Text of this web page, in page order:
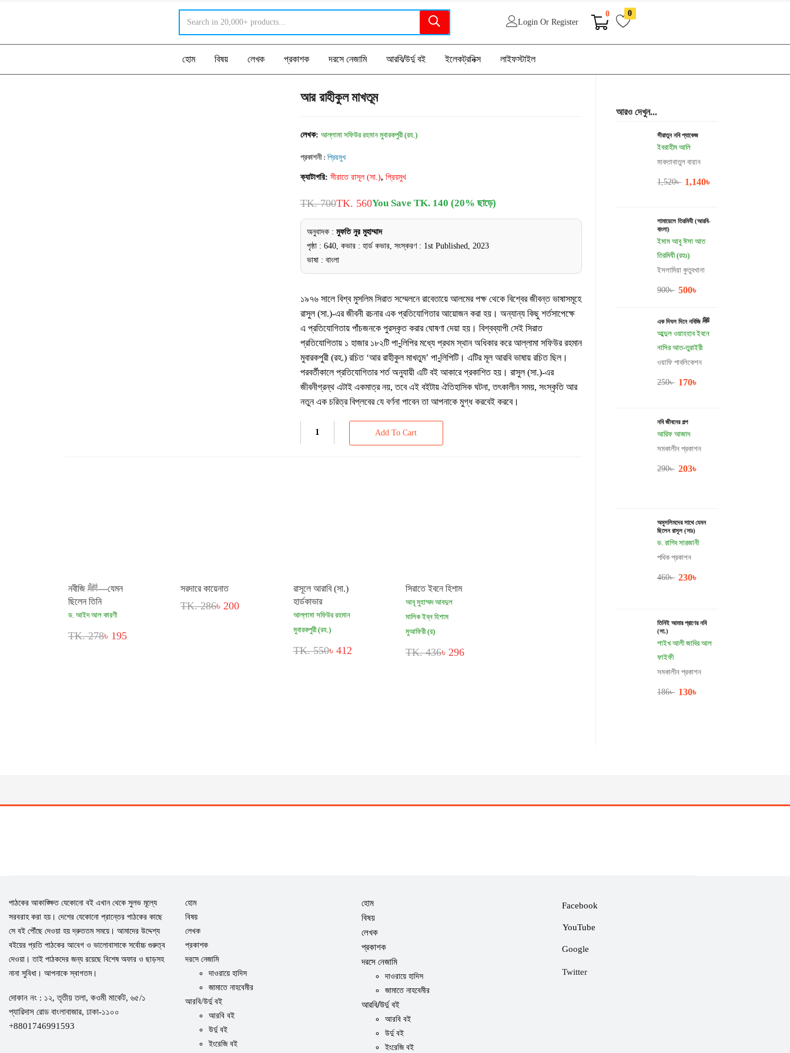
Login Or Register
0 0
হোম বিষয় লেখক প্রকাশক দরসে নেজামি আরবি/উর্দু বই ইলেকট্রনিক্স লাইফস্টাইল
আরও দেখুন...
সীরাতুন নবি প্যাকেজ
ইবরাহীম আলি
মাকতাবাতুল বায়ান
1,520৳ 1,140৳
শামায়েলে তিরমিযী (আরবি-
বাংলা)
ইমাম আবু ঈসা আত
তিরমিযী (রহঃ)
ইসলামিয়া কুতুবখানা
900৳ 500৳
এক দিঘল দিনে নবিজি ﷺ
আব্দুল ওয়াহহাব ইবনে
নাসির আত-তুরাইরী
ওয়াফি পাবলিকেশন
250৳ 170৳
নবি জীবনের গল্প
আরিফ আজাদ
সমকালীন প্রকাশন
290৳ 203৳
অমুসলিমদের সাথে যেমন
ছিলেন রাসূল (সাঃ)
ড. রাগিব সারজানী
পথিক প্রকাশন
460৳ 230৳
তিনিই আমার প্রাণের নবি
(সা.)
শাইখ আলী জাবির আল
ফাইফী
সমকালীন প্রকাশন
186৳ 130৳
আর রাহীকুল মাখতূম
লেখক: আল্লামা সফিউর রহমান মুবারকপুরী (রহ.)
প্রকাশনী : প্রিয়মুখ
ক্যাটাগরি: সীরাতে রাসূল (সা.), প্রিয়মুখ
TK. 700TK. 560You Save TK. 140 (20% ছাড়ে)
অনুবাদক : মুফতি নুর মুহাম্মাদ
পৃষ্ঠা : 640, কভার : হার্ড কভার, সংস্করণ : 1st Published, 2023
ভাষা : বাংলা
১৯৭৬ সালে বিশ্ব মুসলিম সিরাত সম্মেলনে রাবেতায়ে আলমের পক্ষ থেকে বিশ্বের জীবন্ত ভাষাসমূহে
রাসুল (সা.)-এর জীবনী রচনার এক প্রতিযোগিতার আয়োজন করা হয়। অন্যান্য কিছু শর্তসাপেক্ষে
এ প্রতিযোগিতায় পাঁচজনকে পুরস্কৃত করার ঘোষণা দেয়া হয়। বিশ্বব্যাপী সেই সিরাত
প্রতিযোগিতায় ১ হাজার ১৮২টি পা-ুলিপির মধ্যে প্রথম স্থান অধিকার করে আল্লামা সফিউর রহমান
মুবারকপুরী (রহ.) রচিত ‘আর রাহীকুল মাখতুম’ পা-ুলিপিটি। এটির মূল আরবি ভাষায় রচিত ছিল।
পরবর্তীকালে প্রতিযোগিতার শর্ত অনুযায়ী এটি বই আকারে প্রকাশিত হয়। রাসুল (সা.)-এর
জীবনীগ্রন্থ এটাই একমাত্র নয়, তবে এই বইটায় ঐতিহাসিক ঘটনা, তৎকালীন সময়, সংস্কৃতি আর
নতুন এক চরিত্র বিপ্লবের যে বর্ণনা পাবেন তা আপনাকে মুগ্ধ করবেই করবে।
Add To Cart
নবীজি ﷺ—যেমন
ছিলেন তিনি
ড. আইদ আল কারণী
TK. 278৳ 195
সরদারে কায়েনাত
TK. 286৳ 200
রাসূলে আরাবি (সা.)
হার্ডকাভার
আল্লামা সফিউর রহমান
মুবারকপুরী (রহ.)
TK. 550৳ 412
সিরাতে ইবনে হিশাম
আবূ মুহাম্মদ আবদুল
মালিক ইব্‌ন হিশাম
মুআফিরী (র)
TK. 436৳ 296
পাঠকের আকাঙ্ক্ষিত যেকোনো বই এখান থেকে সুলভ মূল্যে
সরবরাহ করা হয়। দেশের যেকোনো প্রান্তের পাঠকের কাছে
সে বই পৌঁছে দেওয়া হয় দ্রুততম সময়ে। আমাদের উদ্দেশ্য
বইয়ের প্রতি পাঠকের আবেগ ও ভালোবাসাকে সর্বোচ্চ গুরুত্ব
দেওয়া। তাই পাঠকদের জন্য রয়েছে বিশেষ অফার ও ছাড়সহ
নানা সুবিধা। আপনাকে স্বাগতম।
দোকান নং : ১২, তৃতীয় তলা, কওমী মার্কেট, ৬৫/১
প্যারিদাস রোড বাংলাবাজার, ঢাকা-১১০০
+8801746991593
হোম
বিষয়
লেখক
প্রকাশক
দরসে নেজামি
দাওরায়ে হাদিস
জামাতে নাহবেমীর
আরবি/উর্দু বই
আরবি বই
উর্দু বই
ইংরেজি বই
হোম
বিষয়
লেখক
প্রকাশক
দরসে নেজামি
দাওরায়ে হাদিস
জামাতে নাহবেমীর
আরবি/উর্দু বই
আরবি বই
উর্দু বই
ইংরেজি বই
Facebook
YouTube
Google
Twitter